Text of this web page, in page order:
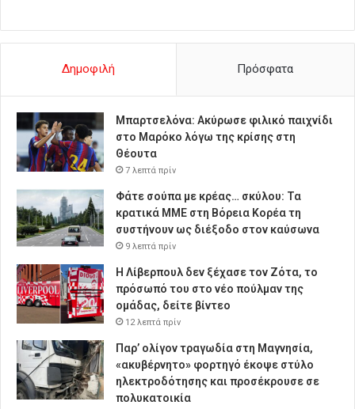
Δημοφιλή Πρόσφατα
Μπαρτσελόνα: Ακύρωσε φιλικό παιχνίδι
στο Μαρόκο λόγω της κρίσης στη
Θέουτα
7 λεπτά πρίν
Φάτε σούπα με κρέας… σκύλου: Τα
κρατικά ΜΜΕ στη Βόρεια Κορέα τη
συστήνουν ως διέξοδο στον καύσωνα
9 λεπτά πρίν
Η Λίβερπουλ δεν ξέχασε τον Ζότα, το
πρόσωπό του στο νέο πούλμαν της
ομάδας, δείτε βίντεο
12 λεπτά πρίν
Παρ’ ολίγον τραγωδία στη Μαγνησία,
«ακυβέρνητο» φορτηγό έκοψε στύλο
ηλεκτροδότησης και προσέκρουσε σε
πολυκατοικία